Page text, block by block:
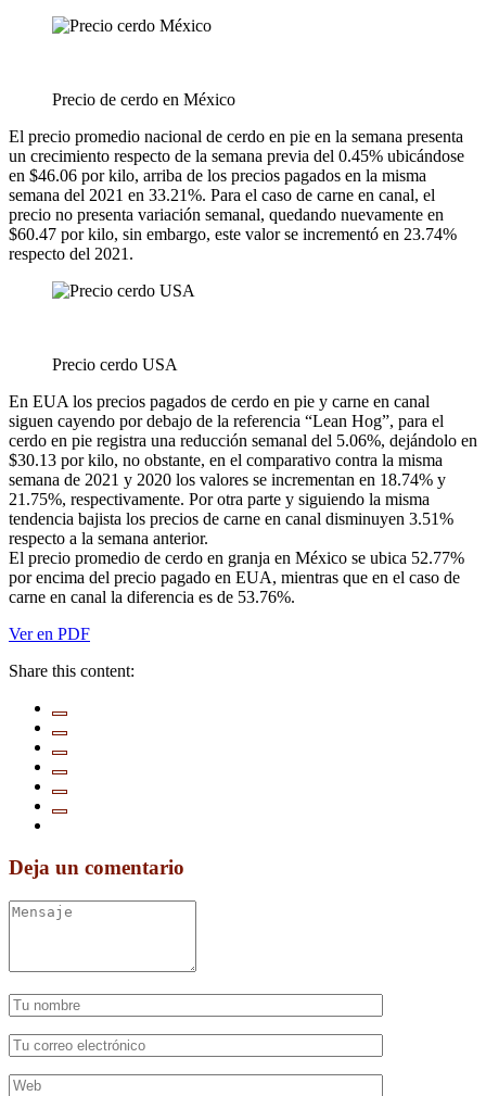
Precio de cerdo en México
El precio promedio nacional de cerdo en pie en la semana presenta
un crecimiento respecto de la semana previa del 0.45% ubicándose
en $46.06 por kilo, arriba de los precios pagados en la misma
semana del 2021 en 33.21%. Para el caso de carne en canal, el
precio no presenta variación semanal, quedando nuevamente en
$60.47 por kilo, sin embargo, este valor se incrementó en 23.74%
respecto del 2021.
Precio cerdo USA
En EUA los precios pagados de cerdo en pie y carne en canal
siguen cayendo por debajo de la referencia “Lean Hog”, para el
cerdo en pie registra una reducción semanal del 5.06%, dejándolo en
$30.13 por kilo, no obstante, en el comparativo contra la misma
semana de 2021 y 2020 los valores se incrementan en 18.74% y
21.75%, respectivamente. Por otra parte y siguiendo la misma
tendencia bajista los precios de carne en canal disminuyen 3.51%
respecto a la semana anterior.
El precio promedio de cerdo en granja en México se ubica 52.77%
por encima del precio pagado en EUA, mientras que en el caso de
carne en canal la diferencia es de 53.76%.
Ver en PDF
Share this content:
Deja un comentario